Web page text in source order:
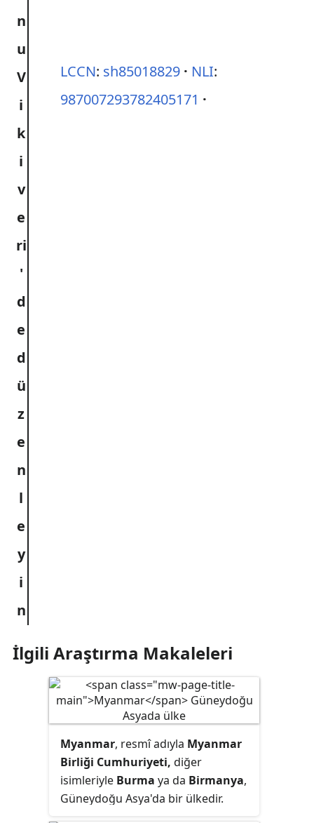
LCCN: sh85018829 NLI:
987007293782405171
İlgili Araştırma Makaleleri
Myanmar, resmî adıyla Myanmar
Birliği Cumhuriyeti, diğer
isimleriyle Burma ya da Birmanya,
Güneydoğu Asya'da bir ülkedir.